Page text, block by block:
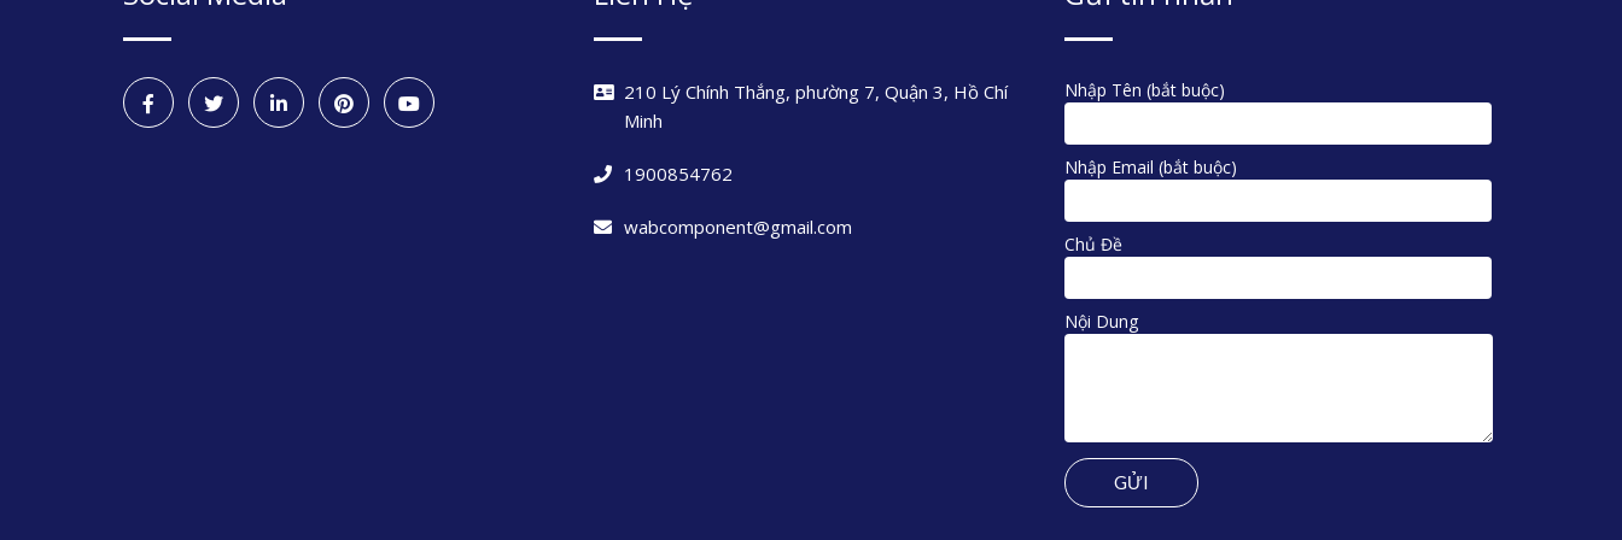
210 Lý Chính Thắng, phường 7, Quận 3, Hồ Chí
Minh
1900854762
wabcomponent@gmail.com
Nhập Tên (bắt buộc)
Nhập Email (bắt buộc)
Chủ Đề
Nội Dung